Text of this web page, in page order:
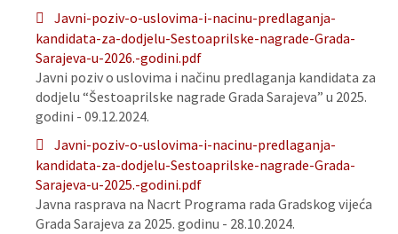
Javni-poziv-o-uslovima-i-nacinu-predlaganja-
kandidata-za-dodjelu-Sestoaprilske-nagrade-Grada-
Sarajeva-u-2026.-godini.pdf
Javni poziv o uslovima i načinu predlaganja kandidata za
dodjelu “Šestoaprilske nagrade Grada Sarajeva” u 2025.
godini - 09.12.2024.
Javni-poziv-o-uslovima-i-nacinu-predlaganja-
kandidata-za-dodjelu-Sestoaprilske-nagrade-Grada-
Sarajeva-u-2025.-godini.pdf
Javna rasprava na Nacrt Programa rada Gradskog vijeća
Grada Sarajeva za 2025. godinu - 28.10.2024.